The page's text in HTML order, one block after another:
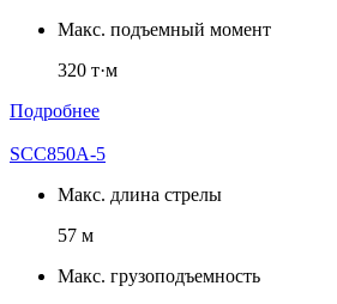
Макс. подъемный момент
320 т·м
Подробнее
SCC850A-5
Макс. длина стрелы
57 м
Макс. грузоподъемность